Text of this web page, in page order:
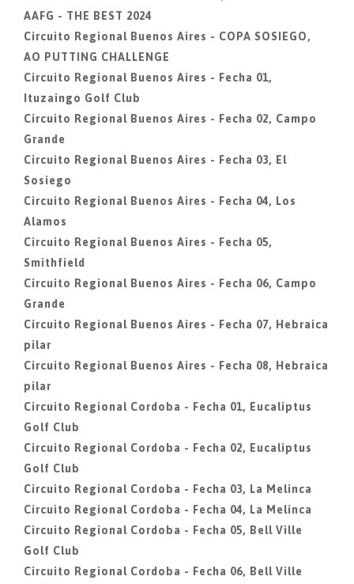
AAFG - THE BEST 2024
Circuito Regional Buenos Aires - COPA SOSIEGO,
AO PUTTING CHALLENGE
Circuito Regional Buenos Aires - Fecha 01,
Ituzaingo Golf Club
Circuito Regional Buenos Aires - Fecha 02, Campo
Grande
Circuito Regional Buenos Aires - Fecha 03, El
Sosiego
Circuito Regional Buenos Aires - Fecha 04, Los
Alamos
Circuito Regional Buenos Aires - Fecha 05,
Smithfield
Circuito Regional Buenos Aires - Fecha 06, Campo
Grande
Circuito Regional Buenos Aires - Fecha 07, Hebraica
pilar
Circuito Regional Buenos Aires - Fecha 08, Hebraica
pilar
Circuito Regional Cordoba - Fecha 01, Eucaliptus
Golf Club
Circuito Regional Cordoba - Fecha 02, Eucaliptus
Golf Club
Circuito Regional Cordoba - Fecha 03, La Melinca
Circuito Regional Cordoba - Fecha 04, La Melinca
Circuito Regional Cordoba - Fecha 05, Bell Ville
Golf Club
Circuito Regional Cordoba - Fecha 06, Bell Ville